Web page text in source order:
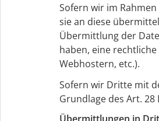
Sofern wir im
sie an diese
Übermittlung der
haben, eine
Webhostern, etc.).
Sofern wir Dritte mit
Grundlage des Art. 28